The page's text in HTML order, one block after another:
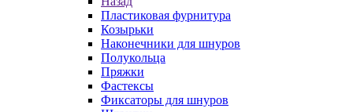
Пластиковая фурнитура
Козырьки
Наконечники для шнуров
Полукольца
Пряжки
Фастексы
Фиксаторы для шнуров